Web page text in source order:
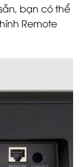
bạn có thể
Remote